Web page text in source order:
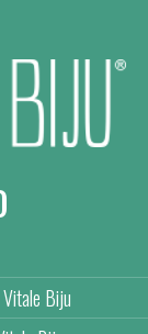
Biju